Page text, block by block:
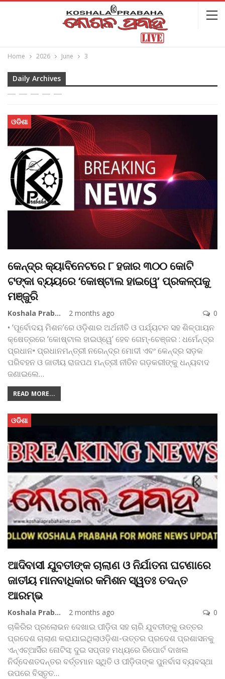
Home 2026 June 3
Daily Archives
ଓଡିଶା
କେନ୍ଦ୍ର କ୍ୟାବିନେଟରେ ୮ ହଜାର ୩୦୦ କୋଟି
ଟଙ୍କା ବ୍ୟୟରେ ‘କୋଷ୍ଟାଲ ହାଇୱେ’ ପ୍ରକଳ୍ପକୁ
ମଞ୍ଜୁରି
Koshala Prabaha 2 months ago 0
• ‘ପୂର୍ବୋଦୟ ମିଶନ’ରେ ଓଡ଼ିଶାର ଅର୍ଥନୀତି ଓ ପର୍ଯ୍ୟଟନ ସହ ଶିଳ୍ପାୟନ
କ୍ଷେତ୍ରରେ ‘କୋଷ୍ଟାଲ ହାଇଓ୍ୱେ’ ହେବ ଗେମ୍-ଚେଞ୍ଜର : ଧର୍ମେନ୍ଦ୍ର
ପ୍ରଧାନ• ପ୍ରଧାନମନ୍ତ୍ରୀ ନରେନ୍ଦ୍ର ମୋଦୀ ଏବଂ କେନ୍ଦ୍ର ସଡ଼କ
ପରିବହନ ଓ ଜାତୀୟ ରାଜପଥ ମନ୍ତ୍ରୀ ନୀତିନ ଗଡ଼କରୀଙ୍କୁ ଧନ୍ୟବାଦ
ଜଣାଇଲେ…
READ MORE...
ଓଡିଶା
ଆଦିବାସୀ ଯୁବତୀଙ୍କ ଚାଲାଣ ଓ ନିର୍ଯାତନା ଘଟଣାରେ
ଜାତୀୟ ମାନବାଧିକାର କମିଶନ ସ୍ୱତଃ ତଦନ୍ତ
ଆରମ୍ଭ
Koshala Prabaha 2 months ago 0
ଚାକିରିର ପ୍ରଲୋଭନ ଦେଖାଇ ପୀଡ଼ିତା ସହ ଚାରି ଯୁବତୀଙ୍କୁ ଉତ୍ତର
ପ୍ରଦେଶ ଚାଲାଣ କରାଯାଇଥିଲାଓଡ଼ିଶା-ଉତ୍ତର ପ୍ରଦେଶ ପ୍ରଶାସନକୁ
ଏନ୍ଏଚ୍ଆର୍ସିର ନୋଟିସ; ଦୁଇ ସପ୍ତାହ ମଧ୍ୟରେ ରିପୋର୍ଟ ଦାଖଲ
ନିର୍ଦ୍ଦେଶତଦନ୍ତର ବର୍ତ୍ତମାନ ସ୍ଥିତି ଓ ପୀଡ଼ିତାଙ୍କ ପୁନର୍ବାସ ବ୍ୟବସ୍ଥା
ଉପରେ ବିସ୍ତୃତ…